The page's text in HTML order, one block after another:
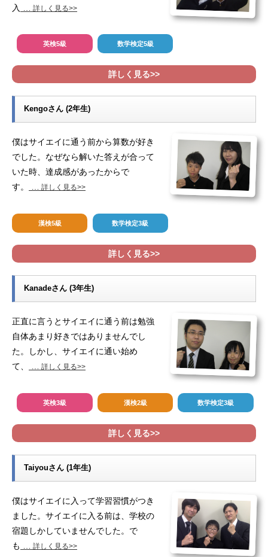
入
詳しく見る>>
英検5級 数学検定5級
詳しく見る>>
Kengoさん (2年生)
僕はサイエイに通う前から算数が好き
でした。なぜなら解いた答えが合って
いた時、達成感があったからで
す。
… 詳しく見る>>
漢検5級 数学検定3級
詳しく見る>>
Kanadeさん (3年生)
正直に言うとサイエイに通う前は勉強
自体あまり好きではありませんでし
た。しかし、サイエイに通い始め
て、
詳しく見る>>
英検3級 漢検2級 数学検定3級
詳しく見る>>
Taiyouさん (1年生)
僕はサイエイに入って学習習慣がつき
ました。サイエイに入る前は、学校の
宿題しかしていませんでした。で
も
詳しく見る>>